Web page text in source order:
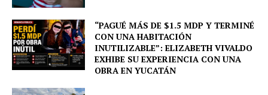
“PAGUÉ MÁS DE $1.5 MDP Y TERMINÉ
CON UNA HABITACIÓN
INUTILIZABLE”: ELIZABETH VIVALDO
EXHIBE SU EXPERIENCIA CON UNA
OBRA EN YUCATÁN